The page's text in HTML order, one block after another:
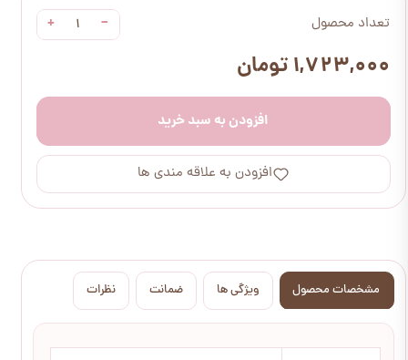
تعداد محصول −
+
۱,۷۲۳,۰۰۰ تومان
افزودن به سبد خرید
افزودن به علاقه مندی ها
مشخصات محصول ویژگی ها ضمانت نظرات